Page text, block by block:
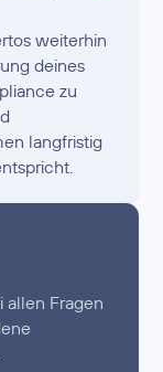
weiterhin
deines
zu
langfristig
allen Fragen